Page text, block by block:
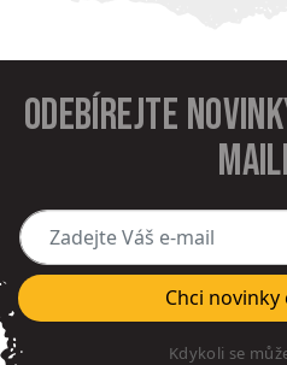
Odebírejte
Zadejte Váš e-mail
Chci novinky
Kdykoli se